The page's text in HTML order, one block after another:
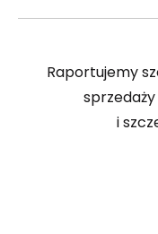
Raportujemy
i